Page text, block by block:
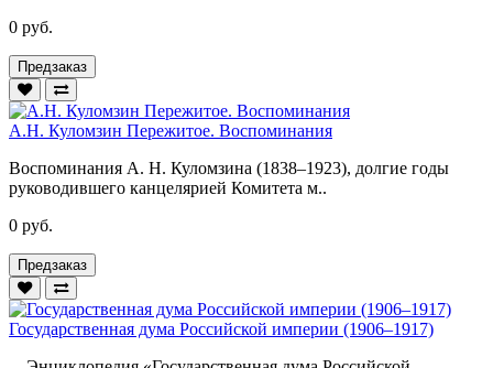
0 руб.
Предзаказ
А.Н. Куломзин Пережитое. Воспоминания
Воспоминания А. Н. Куломзина (1838–1923), долгие годы
руководившего канцелярией Комитета м..
0 руб.
Предзаказ
Государственная дума Российской империи (1906–1917)